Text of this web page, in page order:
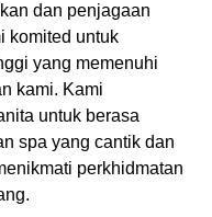
dan penjagaan
komited untuk
yang memenuhi
kami. Kami
untuk berasa
spa yang cantik dan
perkhidmatan